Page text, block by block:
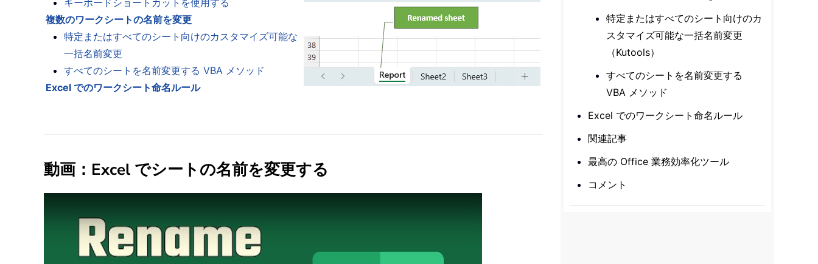
キーボードショートカットを使用する
複数のワークシートの名前を変更
特定またはすべてのシート向けのカスタマイズ可能な
一括名前変更
すべてのシートを名前変更する VBA メソッド
Excel でのワークシート命名ルール
動画：Excel でシートの名前を変更する
特定またはすべてのシート向けのカ
スタマイズ可能な一括名前変更
（Kutools）
すべてのシートを名前変更する
VBA メソッド
Excel でのワークシート命名ルール
関連記事
最高の Office 業務効率化ツール
コメント